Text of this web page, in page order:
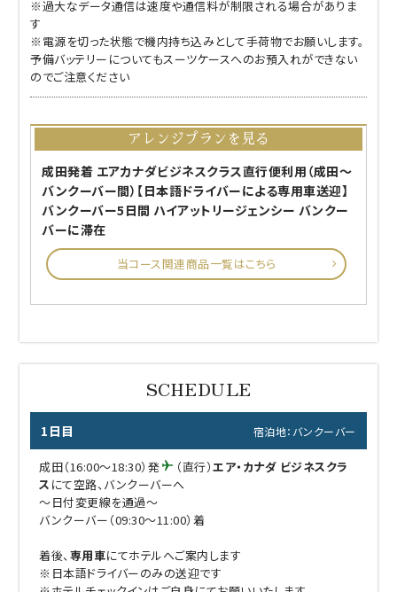
※過大なデータ通信は速度や通信料が制限される場合がありま
す
※電源を切った状態で機内持ち込みとして手荷物でお願いします。
予備バッテリーについてもスーツケースへのお預入れができない
のでご注意ください
アレンジプランを見る
成田発着 エアカナダビジネスクラス直行便利用（成田～
バンクーバー間）【日本語ドライバーによる専用車送迎】
バンクーバー5日間 ハイアットリージェンシー バンクー
バーに滞在
当コース関連商品一覧はこちら
1日目 宿泊地：バンクーバー
成田（16:00～18:30）発 （直行）エア・カナダ ビジネスクラ
ス にて空路、バンクーバーへ
～日付変更線を通過～
バンクーバー（09:30～11:00）着
着後、専用車にてホテルへご案内します
※日本語ドライバーのみの送迎です